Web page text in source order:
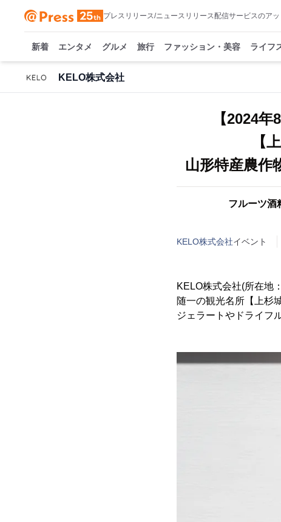
プレスリリース/ニュースリリース配信サービスのア
新着 エンタメ グルメ 旅行 ファッション・美容 ライフ
KELO株式会社
【2024
【
山形特産農作
フルーツ酒
KELO株式会社イベント
KELO株式会社(所在地
随一の観光名所【上杉
ジェラートやドライフ